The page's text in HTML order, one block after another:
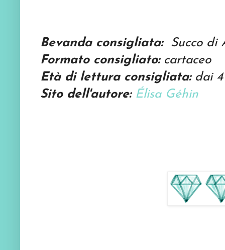
Bevanda consigliata: Succo di
Formato consigliato: cartaceo
Età di lettura consigliata:dai 4
Sito dell'autore: Élisa Géhin